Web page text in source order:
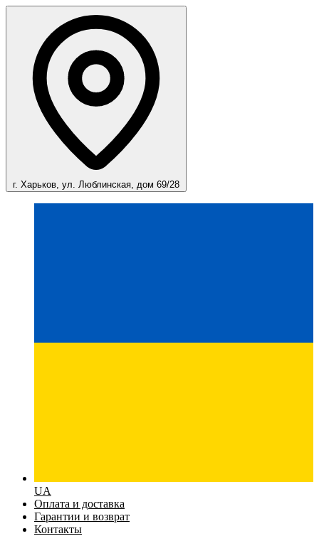
г. Харьков, ул. Люблинская, дом 69/28
UA
Оплата и доставка
Гарантии и возврат
Контакты